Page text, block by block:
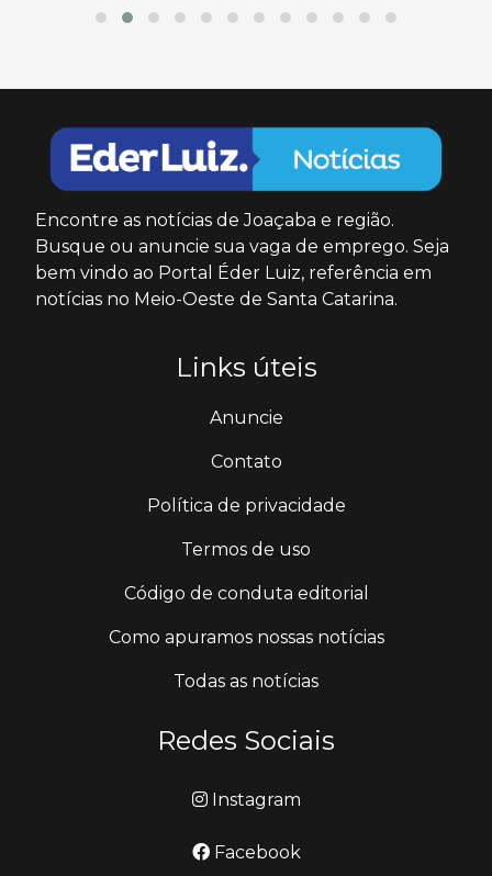
Encontre as notícias de Joaçaba e região.
Busque ou anuncie sua vaga de emprego. Seja
bem vindo ao Portal Éder Luiz, referência em
notícias no Meio-Oeste de Santa Catarina.
Links úteis
Anuncie
Contato
Política de privacidade
Termos de uso
Código de conduta editorial
Como apuramos nossas notícias
Todas as notícias
Redes Sociais
Instagram
Facebook